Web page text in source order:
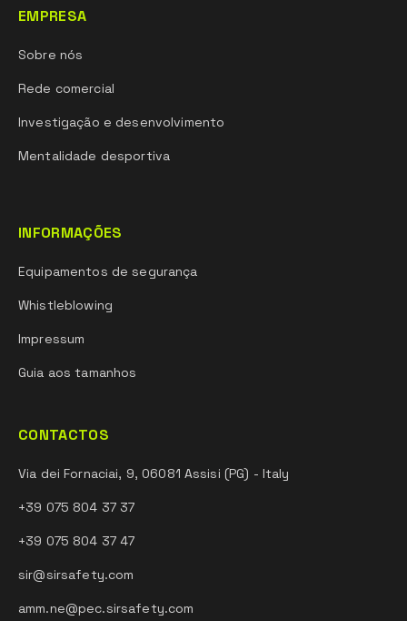
EMPRESA
Sobre nós
Rede comercial
Investigação e desenvolvimento
Mentalidade desportiva
INFORMAÇÕES
Equipamentos de segurança
Whistleblowing
Impressum
Guia aos tamanhos
CONTACTOS
Via dei Fornaciai, 9, 06081 Assisi (PG) - Italy
+39 075 804 37 37
+39 075 804 37 47
sir@sirsafety.com
amm.ne@pec.sirsafety.com